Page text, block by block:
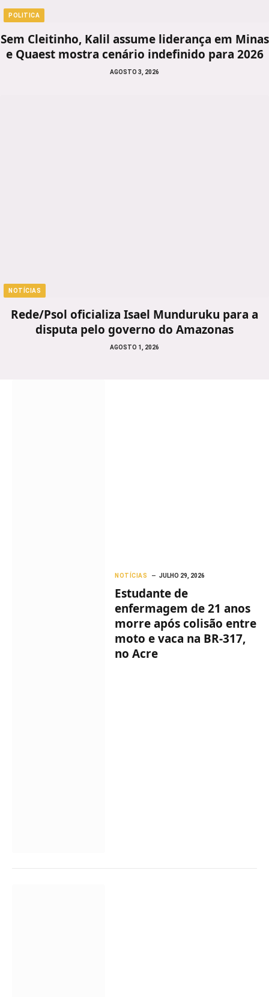
POLITICA
Sem Cleitinho, Kalil assume liderança em Minas
e Quaest mostra cenário indefinido para 2026
AGOSTO 3, 2026
NOTÍCIAS
Rede/Psol oficializa Isael Munduruku para a
disputa pelo governo do Amazonas
AGOSTO 1, 2026
NOTÍCIAS JULHO 29, 2026
Estudante de
enfermagem de 21 anos
morre após colisão entre
moto e vaca na BR-317,
no Acre